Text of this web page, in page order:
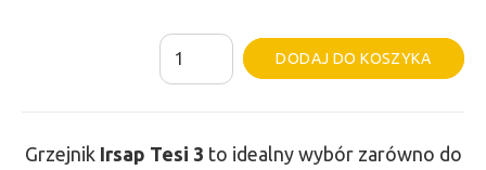
ilość
Grzejnik
DODAJ DO KOSZYKA
Grzejnik Irsap Tesi 3 to idealny wybór zarówno do